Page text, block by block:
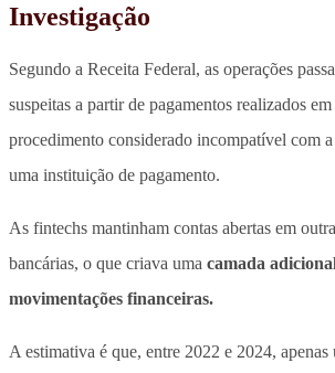
Investigação
Segundo a Receita Federal, as operações
suspeitas a partir de pagamentos realizados em
procedimento considerado incompatível com
uma instituição de pagamento.
As fintechs mantinham contas abertas em
bancárias, o que criava uma camada
movimentações financeiras.
A estimativa é que, entre 2022 e 2024, apenas